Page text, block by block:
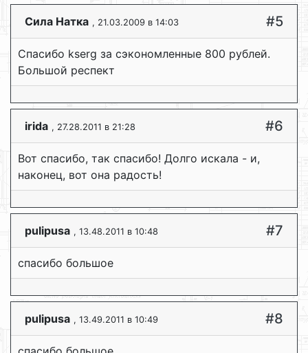
Сила Натка , 21.03.2009 в 14:03 #5
Спасибо kserg за сэкономленные 800 рублей.
Большой респект
irida , 27.28.2011 в 21:28 #6
Вот спасибо, так спасибо! Долго искала - и,
наконец, вот она радость!
pulipusa , 13.48.2011 в 10:48 #7
спасибо большое
pulipusa , 13.49.2011 в 10:49 #8